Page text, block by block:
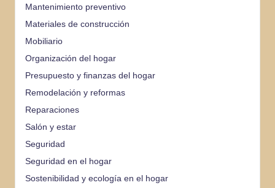
Mantenimiento preventivo
Materiales de construcción
Mobiliario
Organización del hogar
Presupuesto y finanzas del hogar
Remodelación y reformas
Reparaciones
Salón y estar
Seguridad
Seguridad en el hogar
Sostenibilidad y ecología en el hogar